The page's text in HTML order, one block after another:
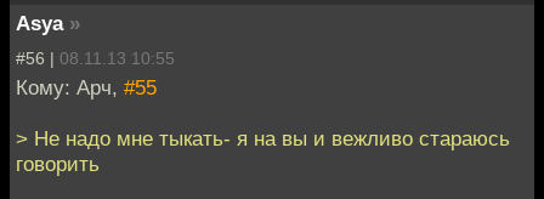
Asya »
#56 | 08.11.13 10:55
Кому: Арч, #55
> Не надо мне тыкать- я на вы и вежливо стараюсь
говорить